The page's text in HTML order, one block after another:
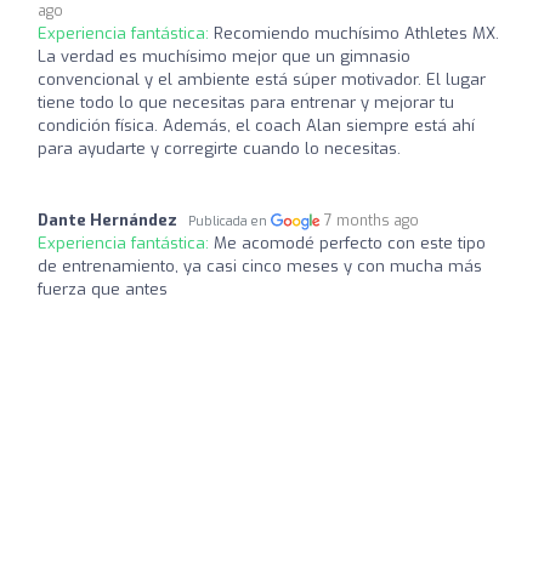
ago
Experiencia fantástica: Recomiendo muchísimo Athletes MX.
La verdad es muchísimo mejor que un gimnasio
convencional y el ambiente está súper motivador. El lugar
tiene todo lo que necesitas para entrenar y mejorar tu
condición física. Además, el coach Alan siempre está ahí
para ayudarte y corregirte cuando lo necesitas.
Dante Hernández Publicada en 7 months ago
Experiencia fantástica: Me acomodé perfecto con este tipo
de entrenamiento, ya casi cinco meses y con mucha más
fuerza que antes